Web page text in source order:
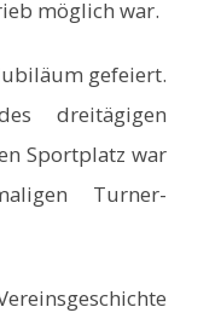
möglich war.
gefeiert.
dreitägigen
Sportplatz war
Turner-